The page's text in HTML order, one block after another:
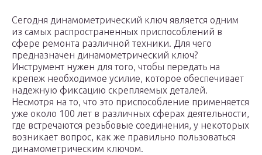
Сегодня динамометрический ключ является одним
из самых распространенных приспособлений в
сфере ремонта различной техники. Для чего
предназначен динамометрический ключ?
Инструмент нужен для того, чтобы передать на
крепеж необходимое усилие, которое обеспечивает
надежную фиксацию скрепляемых деталей.
Несмотря на то, что это приспособление применяется
уже около 100 лет в различных сферах деятельности,
где встречаются резьбовые соединения, у некоторых
возникает вопрос, как же правильно пользоваться
динамометрическим ключом.